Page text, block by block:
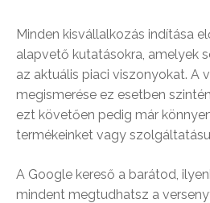
Minden kisvállalkozás indítása
alapvető kutatásokra, amelyek
az aktuális piaci viszonyokat. A
megismerése ez esetben
ezt követően pedig már
termékeinket vagy
A Google kereső a barátod,
mindent megtudhatsz a